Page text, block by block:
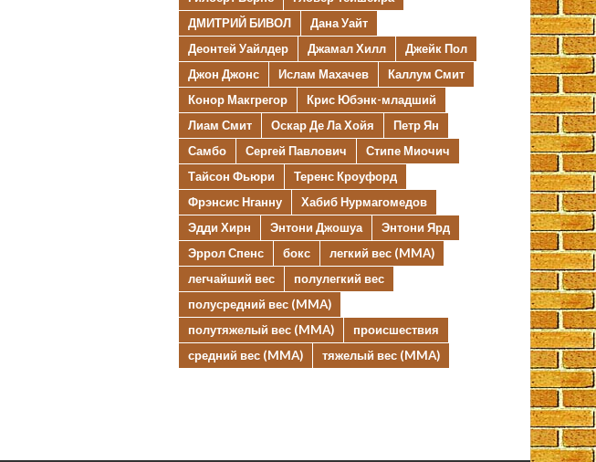
ДМИТРИЙ БИВОЛ
Дана Уайт
Деонтей Уайлдер
Джамал Хилл
Джейк Пол
Джон Джонс
Ислам Махачев
Каллум Смит
Конор Макгрегор
Крис Юбэнк-младший
Лиам Смит
Оскар Де Ла Хойя
Петр Ян
Самбо
Сергей Павлович
Стипе Миочич
Тайсон Фьюри
Теренс Кроуфорд
Фрэнсис Нганну
Хабиб Нурмагомедов
Эдди Хирн
Энтони Джошуа
Энтони Ярд
Эррол Спенс
бокс
легкий вес (MMA)
легчайший вес
полулегкий вес
полусредний вес (MMA)
полутяжелый вес (MMA)
происшествия
средний вес (MMA)
тяжелый вес (MMA)